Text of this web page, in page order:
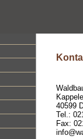
40599
Tel.:
Fax: